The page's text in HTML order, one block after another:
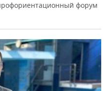
форум